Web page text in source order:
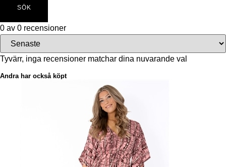
SÖK
0 av 0 recensioner
Tyvärr, inga recensioner matchar dina nuvarande val
Andra har också köpt